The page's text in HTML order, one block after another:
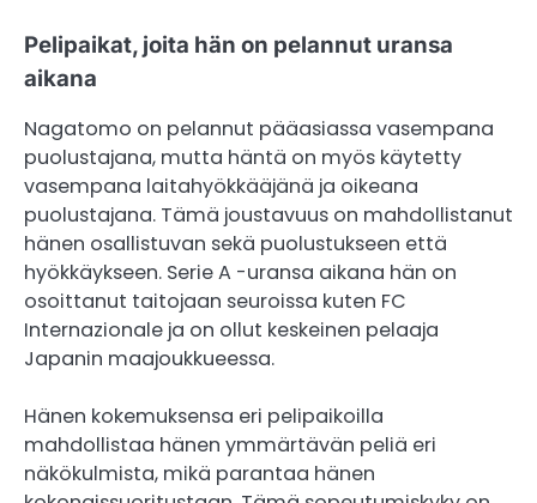
Pelipaikat, joita hän on pelannut uransa
aikana
Nagatomo on pelannut pääasiassa vasempana
puolustajana, mutta häntä on myös käytetty
vasempana laitahyökkääjänä ja oikeana
puolustajana. Tämä joustavuus on mahdollistanut
hänen osallistuvan sekä puolustukseen että
hyökkäykseen. Serie A -uransa aikana hän on
osoittanut taitojaan seuroissa kuten FC
Internazionale ja on ollut keskeinen pelaaja
Japanin maajoukkueessa.
Hänen kokemuksensa eri pelipaikoilla
mahdollistaa hänen ymmärtävän peliä eri
näkökulmista, mikä parantaa hänen